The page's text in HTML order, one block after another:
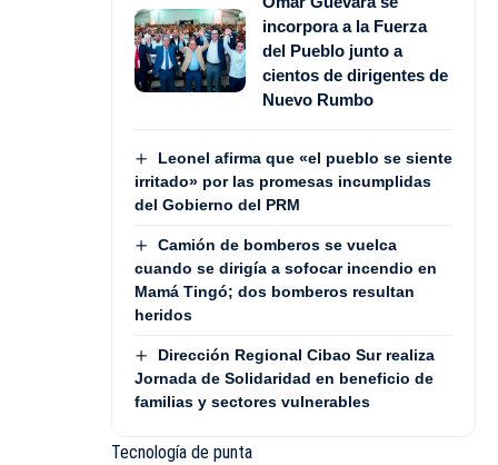
incorpora a la Fuerza
del Pueblo junto a
cientos de dirigentes de
Nuevo Rumbo
Leonel afirma que «el pueblo se siente
irritado» por las promesas incumplidas
del Gobierno del PRM
Camión de bomberos se vuelca
cuando se dirigía a sofocar incendio en
Mamá Tingó; dos bomberos resultan
heridos
Dirección Regional Cibao Sur realiza
Jornada de Solidaridad en beneficio de
familias y sectores vulnerables
Tecnología de punta